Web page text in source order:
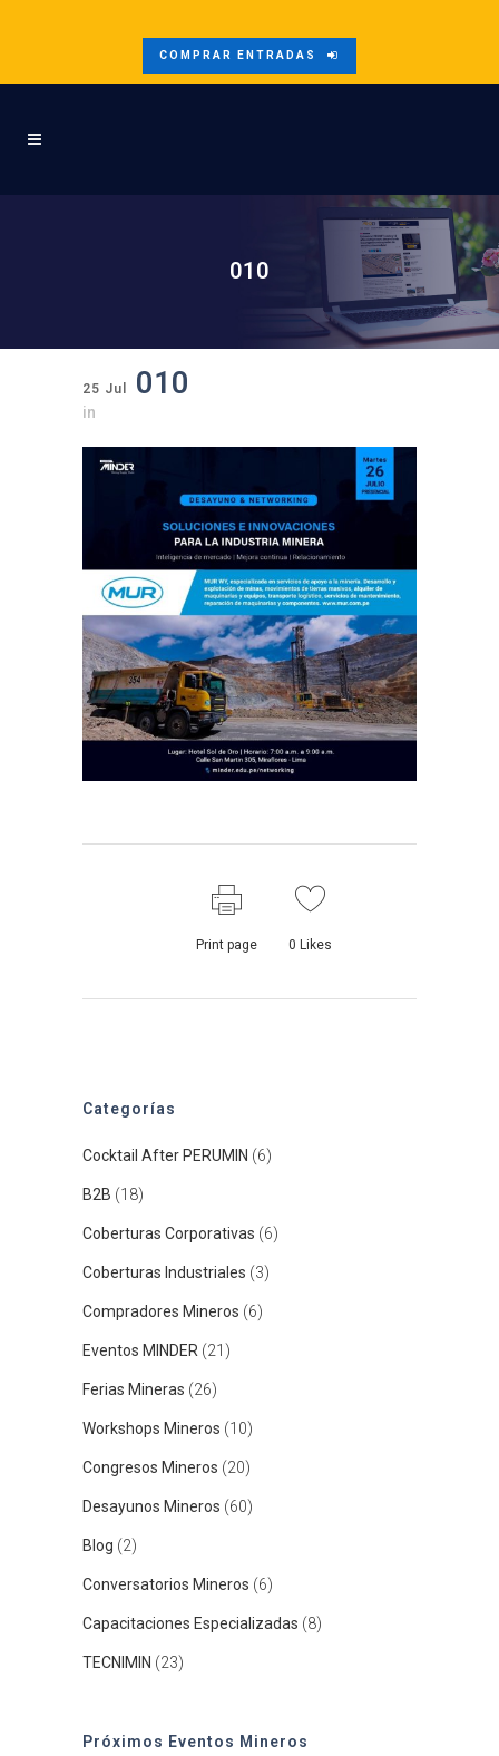
COMPRAR ENTRADAS
010
25 Jul 010
in
Print page 0 Likes
Categorías
Cocktail After PERUMIN (6)
B2B (18)
Coberturas Corporativas (6)
Coberturas Industriales (3)
Compradores Mineros (6)
Eventos MINDER (21)
Ferias Mineras (26)
Workshops Mineros (10)
Congresos Mineros (20)
Desayunos Mineros (60)
Blog (2)
Conversatorios Mineros (6)
Capacitaciones Especializadas (8)
TECNIMIN (23)
Próximos Eventos Mineros